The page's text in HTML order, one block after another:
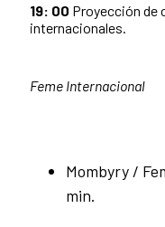
19: 00 Proyección de
internacionales.
Feme Internacional
Mombyry /
min.